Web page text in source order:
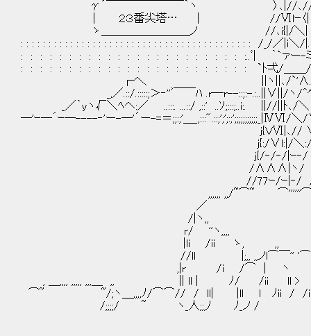
γ´￣￣￣￣￣￣￣｀ヽ 〉､|//､
| ２３番尖塔… | //Ⅵlｰ〈|
ゝ＿＿＿＿＿＿＿＿ノ //､i{|/＼|
: : : : : : : : : : : : : : : : : : : : : : : : : : : : : : : : : : : : : : : : : : /_/／|i＼/
: : : : : : : : : : : : : : : : : : : : : : : :..ﾞ| ｀`ァー
: : : : : : : : : : : : : : : : : : : : : : : : `ﾄ弌/＿＿/
┌へ、 ||ヽ||､/`'∧. / ':..ﾍ `.＼､_.. γ´
_,／.::/.:::::;＞‐''ﾞ￣￣ﾊ .r─r--::;:-.:..||∨||/ヽ/^ﾍ
_／｀yヽ√＼ﾍヘ:／ ..:::. ...::/ ,::' ..ｿ;:::;..i:. ||//||ﾄ､/＼ ∨..
─'ｰ─´ｰ─----‐'ー-─'´ー-=＝;;:;'＿_,:::".::;';';:;';;;;;;;;;;;_|ⅣⅥ/
j{ＶⅥ|､// ∨
j{:/∨l:|/＼:/
j{/‐/‐/|ｰ‐/ //-
/∧∧∧|ヽ/ //
//77ｰ/ｰ|‐/ // ‐- ∧ ＿＿ ノ
,,,,,, ,,/~⌒~ ⌒''''''⌒ゝ'⌒⌒ヽ_
／ ,,
/|ヽ,, ,,,
r/ ''ヽ,,,, ,,,,
|li /ii ゝ, ,, ,,＿ ,,, ;;,, '' ''
//ll |;,, ,,ノl⌒￣'' '⌒ゝ_ノ| l
,|r /i /⌒ | ヽ ll| / l /ii| ,, ,, ,,
, ＿,,,, ,,,,, ,,,＿ ,, || ll | ﾉ/ /ii ll
⌒~ ~/;ヽ＿,,,,ﾉ/⌒⌒// / ll| |ll l ﾉii / /ii
/;;;;/ ~ ヽ_人;;,ﾉ ﾉ_